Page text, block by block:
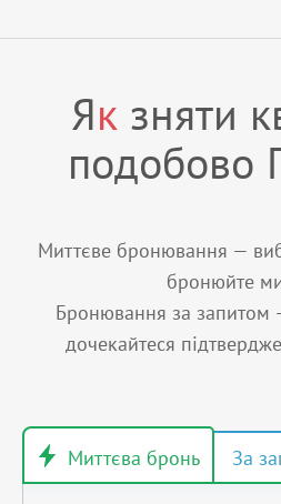
Як зняти
подобово
Миттєве бронювання —
бронюйте
Бронювання за запитом
дочекайтеся